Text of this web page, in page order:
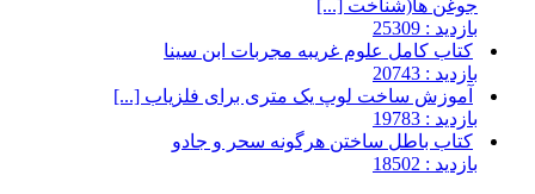
جوغن ها(شناخت [...]
بازدید : 25309
کتاب کامل علوم غریبه مجربات ابن سینا
بازدید : 20743
آموزش ساخت لوپ یک متری برای فلزیاب [...]
بازدید : 19783
کتاب باطل ساختن هرگونه سحر و جادو
بازدید : 18502